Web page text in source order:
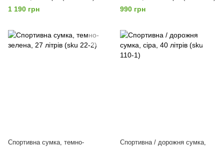
1 190 грн 990 грн
Спортивна сумка, темно-
Спортивна / дорожня сумка,